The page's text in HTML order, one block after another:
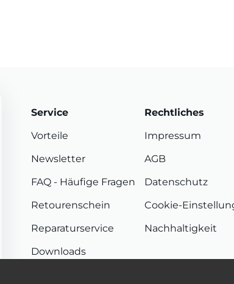
Service
Vorteile
Newsletter
FAQ - Häufige Fragen
Retourenschein
Reparaturservice
Downloads
Rechtliches
Impressum
AGB
Datenschutz
Cookie-
Nachhaltigkeit